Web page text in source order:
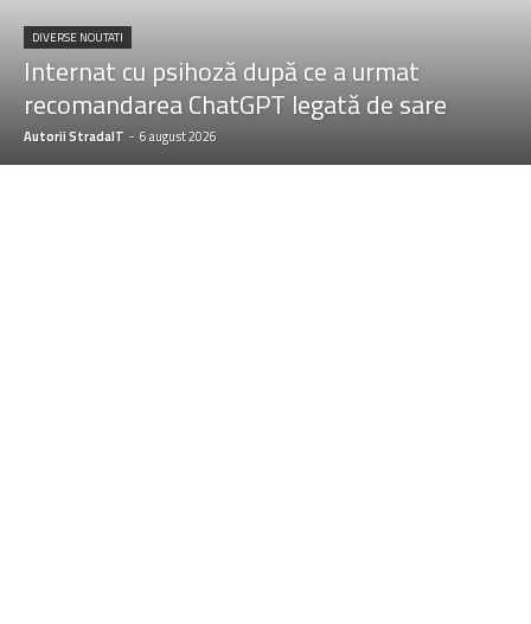
DIVERSE NOUTATI
Internat cu psihoză după ce a urmat
recomandarea ChatGPT legată de sare
Autorii StradaIT - 6 august 2026